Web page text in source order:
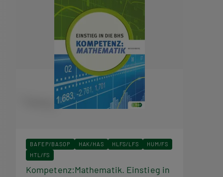
BAFEP/BASOP HAK/HAS HLFS/LFS
HUM/FS
HTL/FS
Kompetenz:Mathematik. Einstieg in